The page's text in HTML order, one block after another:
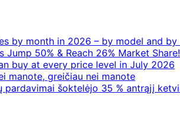
by month in 2026 – by model and by
Jump 50% & Reach 26% Market Share!
buy at every price level in July 2026
manote, greičiau nei manote
pardavimai šoktelėjo 35 % antrąjį